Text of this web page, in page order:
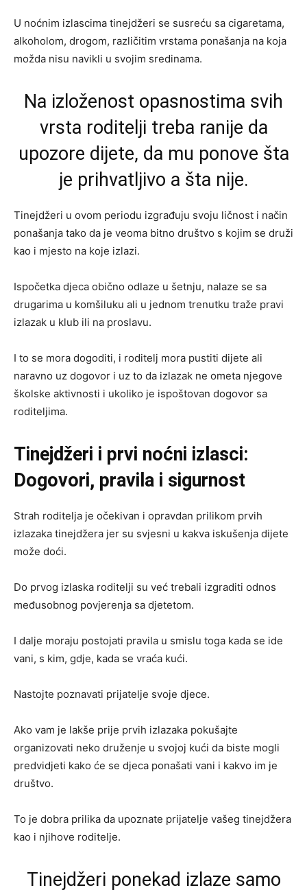
U noćnim izlascima tinejdžeri se susreću sa cigaretama,
alkoholom, drogom, različitim vrstama ponašanja na koja
možda nisu navikli u svojim sredinama.
Na izloženost opasnostima svih
vrsta roditelji treba ranije da
upozore dijete, da mu ponove šta
je prihvatljivo a šta nije.
Tinejdžeri u ovom periodu izgrađuju svoju ličnost i način
ponašanja tako da je veoma bitno društvo s kojim se druži
kao i mjesto na koje izlazi.
Ispočetka djeca obično odlaze u šetnju, nalaze se sa
drugarima u komšiluku ali u jednom trenutku traže pravi
izlazak u klub ili na proslavu.
I to se mora dogoditi, i roditelj mora pustiti dijete ali
naravno uz dogovor i uz to da izlazak ne ometa njegove
školske aktivnosti i ukoliko je ispoštovan dogovor sa
roditeljima.
Tinejdžeri i prvi noćni izlasci:
Dogovori, pravila i sigurnost
Strah roditelja je očekivan i opravdan prilikom prvih
izlazaka tinejdžera jer su svjesni u kakva iskušenja dijete
može doći.
Do prvog izlaska roditelji su već trebali izgraditi odnos
međusobnog povjerenja sa djetetom.
I dalje moraju postojati pravila u smislu toga kada se ide
vani, s kim, gdje, kada se vraća kući.
Nastojte poznavati prijatelje svoje djece.
Ako vam je lakše prije prvih izlazaka pokušajte
organizovati neko druženje u svojoj kući da biste mogli
predvidjeti kako će se djeca ponašati vani i kakvo im je
društvo.
To je dobra prilika da upoznate prijatelje vašeg tinejdžera
kao i njihove roditelje.
Tinejdžeri ponekad izlaze samo